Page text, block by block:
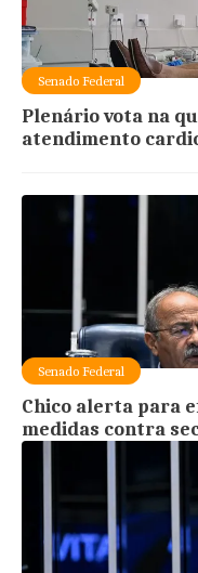
Senado Federal
Plenário vota na
atendimento
Senado Federal
Chico alerta para
medidas contra